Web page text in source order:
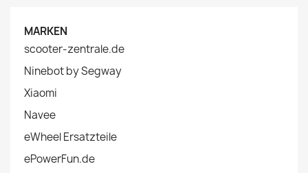
MARKEN
scooter-zentrale.de
Ninebot by Segway
Xiaomi
Navee
eWheel Ersatzteile
ePowerFun.de